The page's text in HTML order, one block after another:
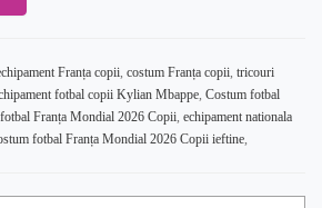
Franța copii, costum Franța copii, tricouri
fotbal copii Kylian Mbappe, Costum fotbal
Franța Mondial 2026 Copii, echipament nationala
fotbal Franța Mondial 2026 Copii ieftine,